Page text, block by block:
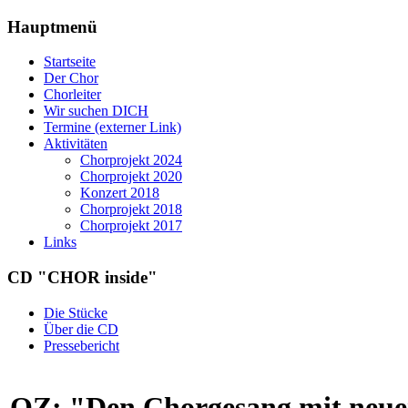
Hauptmenü
Startseite
Der Chor
Chorleiter
Wir suchen DICH
Termine (externer Link)
Aktivitäten
Chorprojekt 2024
Chorprojekt 2020
Konzert 2018
Chorprojekt 2018
Chorprojekt 2017
Links
CD "CHOR inside"
Die Stücke
Über die CD
Pressebericht